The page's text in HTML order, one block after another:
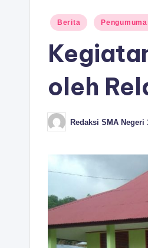
Posted
Berita
oleh
Posted
by
Redaksi SMA Negeri